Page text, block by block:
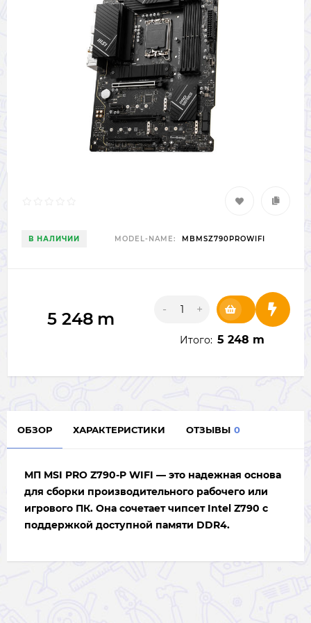
В НАЛИЧИИ MODEL-NAME: MBMSZ790PROWIFI
5 248 m - +
Итого: 5 248 m
ОБЗОР ХАРАКТЕРИСТИКИ ОТЗЫВЫ 0
МП MSI PRO Z790-P WIFI — это надежная основа
для сборки производительного рабочего или
игрового ПК. Она сочетает чипсет Intel Z790 с
поддержкой доступной памяти DDR4.